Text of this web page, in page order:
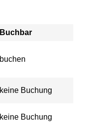
Buchbar
buchen
keine Buchung
keine Buchung